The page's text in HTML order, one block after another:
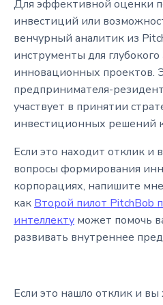
Для эффективной оценки
инвестиций или
венчурный аналитик из
инструменты для глубокого
инновационных проектов.
предпринимателя-
участвует в принятии
инвестиционных решений
Если это находит отклик и
вопросы формирования
корпорациях, напишите
как Второй пилот PitchBob
интеллекту может помочь
развивать внутреннее
Если это нашло отклик и вы